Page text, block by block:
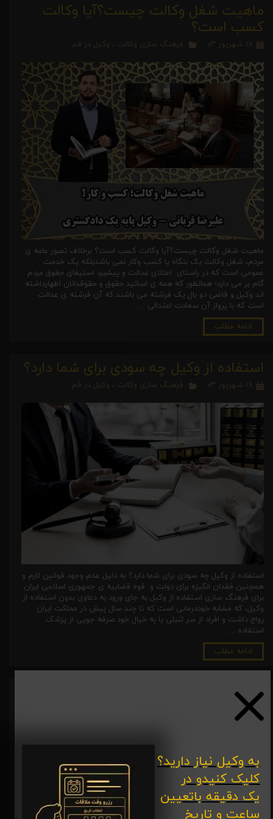
ماهیت شغل وکالت چیست؟آیا وکالت
کسب است؟
۱۸ شهریور ۰۳ فرهنگ سازی وکالت ، وکیل در قم
ماهیت شغل وکالت چیست؟آیا وکالت کسب است؟ برخلاف تصور عامه ی
مردم، شغل وکالت یک بنگاه یا کسب وکار نمی باشدبلکه یک خدمت
عمومی است که در راستای اعتلای عدالت و پیشبرد استیفای حقوق مردم
گام بر می دارد؛ همانطور که همه ی اساتید حقوق و حقوقدانان اظهارداشته
اند وکیل و قاضی دو بال یک فرشته می باشند که آن فرشته ی عدالت
است که با پرواز آن سعادت اعتدالی …
ادامه مطلب
استفاده از وکیل چه سودی برای شما دارد؟
۱۸ شهریور ۰۳ فرهنگ سازی وکالت ، وکیل در قم
استفاده از وکیل چه سودی برای شما دارد؟ به دلیل عدم وجود قوانین لازم و
همچنین فقدان انگیزه برای دولت و قوه قضاییه ی جمهوری اسلامی ایران
برای فرهنگ سازی استفاده از وکیل به جای ورود به دعاوی بدون استفاده از
وکیل، که مشابه خوددرمانی است که تا چند سال پیش در مملکت ایران
رواج داشت و افراد از سر تنبلی یا به خیال خود صرفه جویی از پزشک
استفاده …
ادامه مطلب
چگونه وکیل بودن افراد را استعلام کنید؟
۱۸ شهریور ۰۳
​به وکیل نیاز دارید؟
کلیک کنیدو در
یک دقیقه باتعیین
ساعت و تاریخ